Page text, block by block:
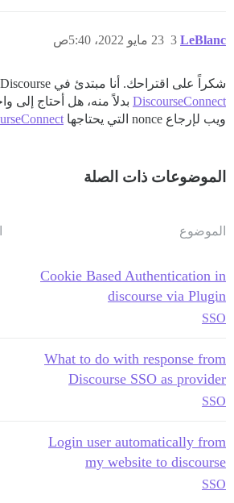
LeBlanc 23 مايو 2022، 5:40ص 3
شكراً على اقتراحك. أنا مبتدئ في Discourse. إذا استخدمت
DiscourseConnect بدلاً منه، هل أحتاج إلى
ويب لإرجاع nonce التي يحتاجها
الموضوعات ذات الصلة
الموضوع
Cookie Based Authentication in
discourse via Plugin
SSO
What to do with response from
Discourse SSO as provider
SSO
Login user automatically from
my website to discourse
SSO